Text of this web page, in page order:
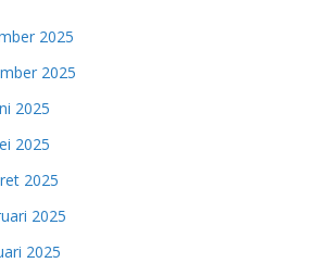
2025
2025
2025
2025
2025
2025
2025